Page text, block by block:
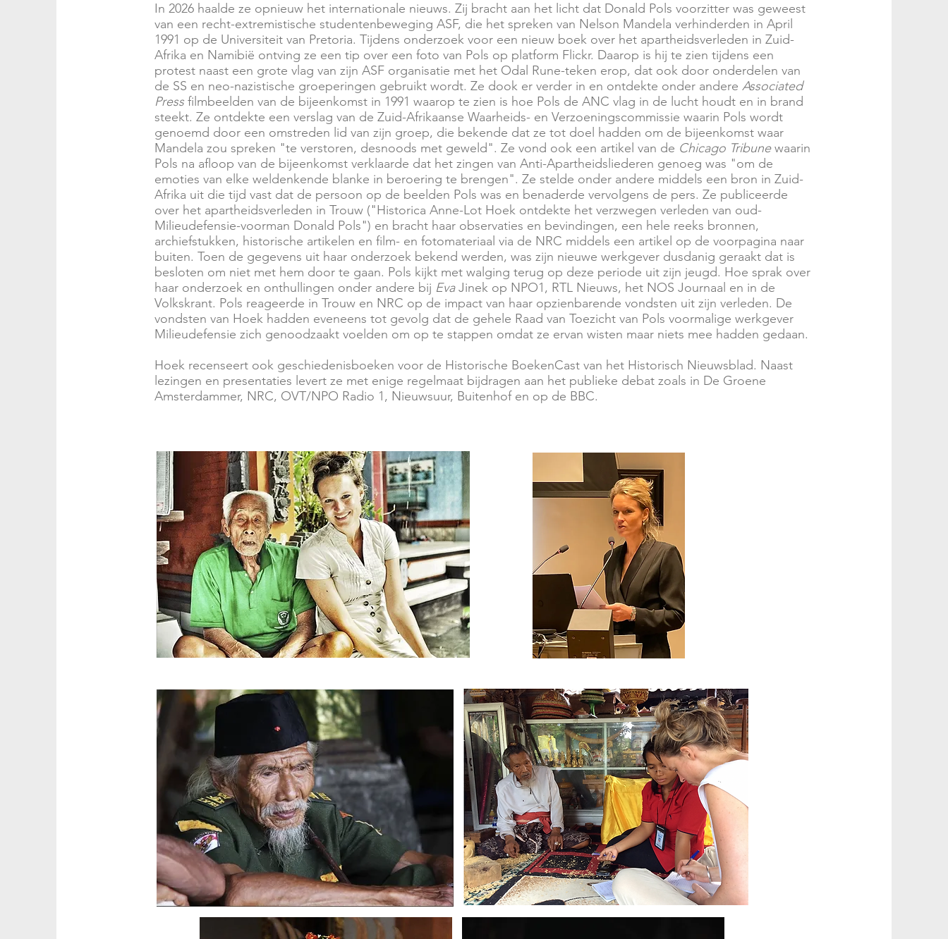
In 2026 haalde ze opnieuw het internationale nieuws. Zij bracht aan het licht dat Donald Pols voorzitter was geweest
van een recht-extremistische studentenbeweging ASF, die het spreken van Nelson Mandela verhinderden in April
1991 op de Universiteit van Pretoria. Tijdens onderzoek voor een nieuw boek over het apartheidsverleden in Zuid-
Afrika en Namibië ontving ze een tip over een foto van Pols op platform Flickr. Daarop is hij te zien tijdens een
protest naast een grote vlag van zijn ASF organisatie met het Odal Rune-teken erop, dat ook door onderdelen van
de SS en neo-nazistische groeperingen gebruikt wordt. Ze dook er verder in en ontdekte onder andere Associated
Press filmbeelden van de bijeenkomst in 1991 waarop te zien is hoe Pols de ANC vlag in de lucht houdt en in brand
steekt. Ze ontdekte een verslag van de Zuid-Afrikaanse Waarheids- en Verzoeningscommissie waarin Pols wordt
genoemd door een omstreden lid van zijn groep, die bekende dat ze tot doel hadden om de bijeenkomst waar
Mandela zou spreken "te verstoren, desnoods met geweld". Ze vond ook een artikel van de Chicago Tribunewaarin
Pols na afloop van de bijeenkomst verklaarde dat het zingen van Anti-Apartheidsliederen genoeg was "om de
emoties van elke weldenkende blanke in beroering te brengen". Ze stelde onder andere middels een bron in Zuid-
Afrika uit die tijd vast dat de persoon op de beelden Pols was en benaderde vervolgens de pers. Ze publiceerde
over het apartheidsverleden in Trouw ("Historica Anne-Lot Hoek ontdekte het verzwegen verleden van oud-
Milieudefensie-voorman Donald Pols") en bracht haar observaties en bevindingen, een hele reeks bronnen,
archiefstukken, historische artikelen en film- en fotomateriaal via de NRC middels een artikel op de voorpagina naar
buiten. Toen de gegevens uit haar onderzoek bekend werden, was zijn nieuwe werkgever dusdanig geraakt dat is
besloten om niet met hem door te gaan. Pols kijkt met walging terug op deze periode uit zijn jeugd. Hoe sprak over
haar onderzoek en onthullingen onder andere bij EvaJinek op NPO1, RTL Nieuws, het NOS Journaal en in de
Volkskrant. Pols reageerde in Trouw en NRC op de impact van haar opzienbarende vondsten uit zijn verleden. De
vondsten van Hoek hadden eveneens tot gevolg dat de gehele Raad van Toezicht van Pols voormalige werkgever
Milieudefensie zich genoodzaakt voelden om op te stappen omdat ze ervan wisten maar niets mee hadden gedaan.
Hoek recenseert ook geschiedenisboeken voor de Historische BoekenCast van het Historisch Nieuwsblad. Naast
lezingen en presentaties levert ze met enige regelmaat bijdragen aan het publieke debat zoals in De Groene
Amsterdammer, NRC, OVT/NPO Radio 1, Nieuwsuur, Buitenhof en op de BBC.